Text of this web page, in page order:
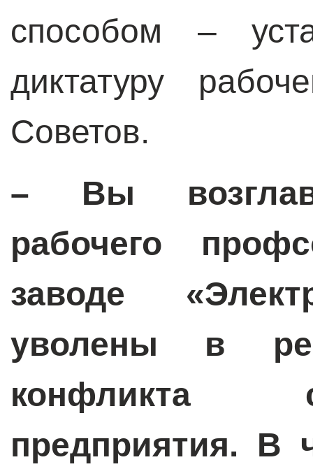
способом –
диктатуру
Советов.
– Вы
рабочего
заводе
уволены в
конфликта
предприятия. В